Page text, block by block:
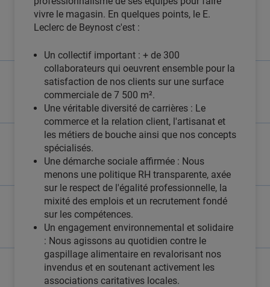
vivre le magasin. En quelques points, le E.
Leclerc de Beynost c'est :
Un collectif important : + de 300
collaborateurs qui oeuvrent ensemble pour la
satisfaction de nos clients sur une surface
commerciale de 7 500 m².
Une véritable diversité de carrières : Le
commerce et la relation client, l'artisanat et
les métiers de bouche ainsi que nos concepts
spécialisés.
Une démarche sociale affirmée : Nous
menons une politique RH transparente, axée
sur le respect de l'égalité professionnelle, la
mixité des emplois et un recrutement fondé
sur les compétences.
Un engagement environnemental et solidaire
: Nous agissons au quotidien contre le
gaspillage alimentaire en revalorisant nos
invendus et en soutenant activement les
associations caritatives locales.